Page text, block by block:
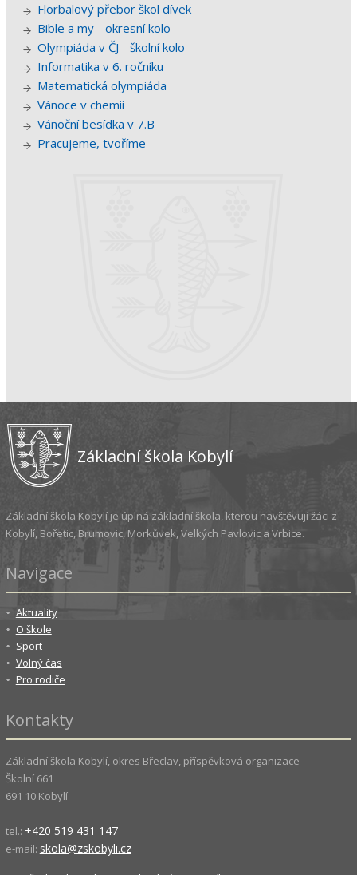
Florbalový přebor škol dívek
Bible a my - okresní kolo
Olympiáda v ČJ - školní kolo
Informatika v 6. ročníku
Matematická olympiáda
Vánoce v chemii
Vánoční besídka v 7.B
Pracujeme, tvoříme
Základní škola Kobylí
Základní škola Kobylí je úplná základní škola, kterou navštěvují žáci z
Kobylí, Bořetic, Brumovic, Morkůvek, Velkých Pavlovic a Vrbice.
Navigace
Aktuality
O škole
Sport
Volný čas
Pro rodiče
Kontakty
Základní škola Kobylí, okres Břeclav, příspěvková organizace
Školní 661
691 10 Kobylí
tel.: +420 519 431 147
e-mail: skola@zskobyli.cz